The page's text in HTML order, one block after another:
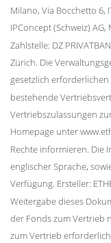
Milano, Via Bocchetto 6,
IPConcept (Schweiz)
Zahlstelle: DZ
Zürich. Die
gesetzlich
bestehende
Vertriebszulassungen
Homepage unter
Rechte informieren. Die
englischer Sprache,
Verfügung. Ersteller:
Weitergabe dieses
der Fonds zum Vertrieb
zum Vertrieb